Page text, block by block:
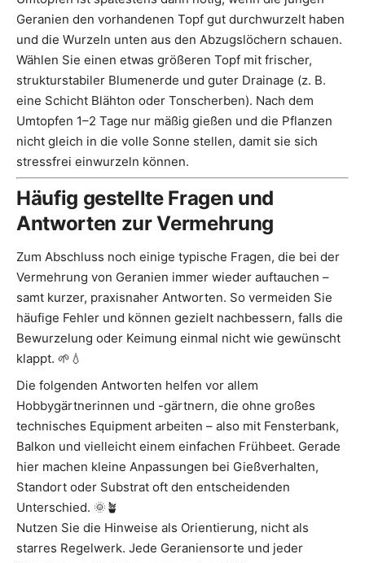
Geranien den vorhandenen Topf gut durchwurzelt haben
und die Wurzeln unten aus den Abzugslöchern schauen.
Wählen Sie einen etwas größeren Topf mit frischer,
strukturstabiler Blumenerde und guter Drainage (z. B.
eine Schicht Blähton oder Tonscherben). Nach dem
Umtopfen 1–2 Tage nur mäßig gießen und die Pflanzen
nicht gleich in die volle Sonne stellen, damit sie sich
stressfrei einwurzeln können.
Häufig gestellte Fragen und
Antworten zur Vermehrung
Zum Abschluss noch einige typische Fragen, die bei der
Vermehrung von Geranien immer wieder auftauchen –
samt kurzer, praxisnaher Antworten. So vermeiden Sie
häufige Fehler und können gezielt nachbessern, falls die
Bewurzelung oder Keimung einmal nicht wie gewünscht
klappt. 🌱💧
Die folgenden Antworten helfen vor allem
Hobbygärtnerinnen und -gärtnern, die ohne großes
technisches Equipment arbeiten – also mit Fensterbank,
Balkon und vielleicht einem einfachen Frühbeet. Gerade
hier machen kleine Anpassungen bei Gießverhalten,
Standort oder Substrat oft den entscheidenden
Unterschied. 🌞🪴
Nutzen Sie die Hinweise als Orientierung, nicht als
starres Regelwerk. Jede Geraniensorte und jeder